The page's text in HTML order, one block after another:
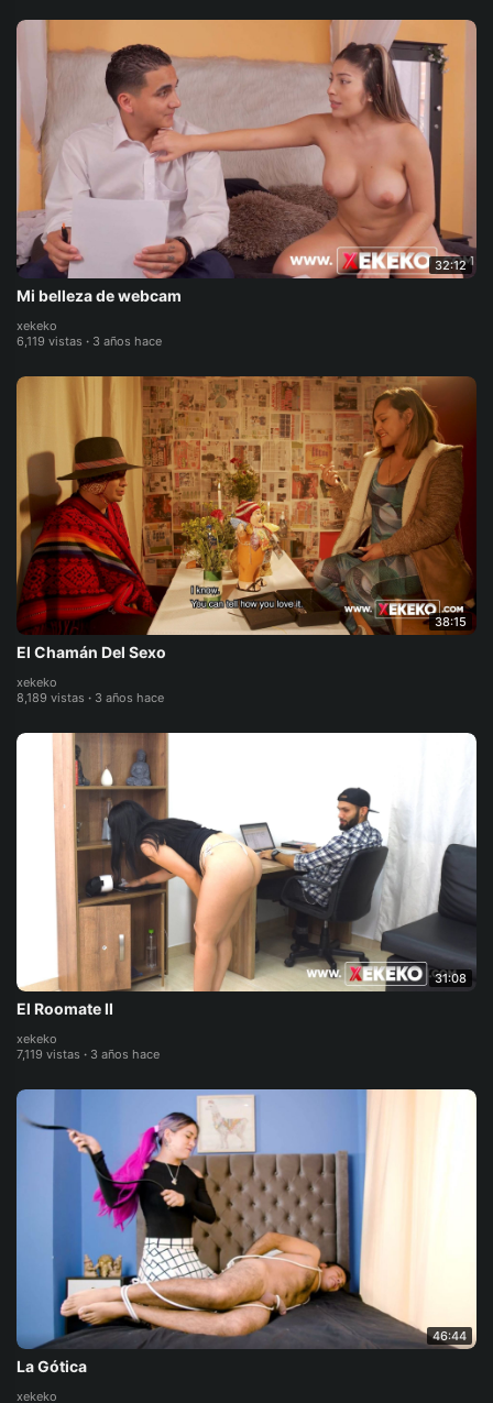
32:12
Mi belleza de webcam
xekeko
6,119 vistas · 3 años hace
38:15
El Chamán Del Sexo
xekeko
8,189 vistas · 3 años hace
31:08
El Roomate II
xekeko
7,119 vistas · 3 años hace
46:44
La Gótica
xekeko